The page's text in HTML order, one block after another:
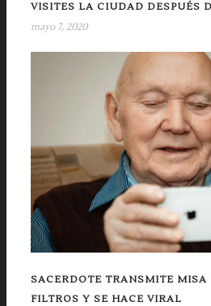
VISITES LA CIUDAD DESPUÉS
mayo 7, 2020
SACERDOTE TRANSMITE MISA
FILTROS Y SE HACE VIRAL